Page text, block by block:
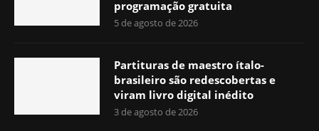
programação gratuita
5 de agosto de 2026
Partituras de maestro ítalo-
brasileiro são redescobertas e
viram livro digital inédito
3 de agosto de 2026